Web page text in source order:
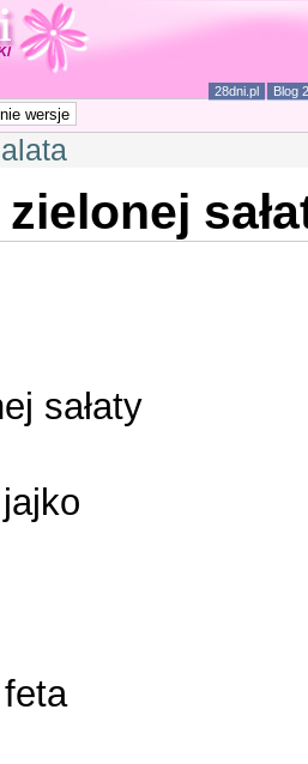
28dni.pl Blog
zielonej
sałaty